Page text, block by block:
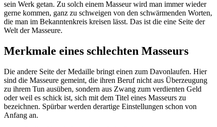
sein Werk getan. Zu solch einem Masseur wird man immer wieder
gerne kommen, ganz zu schweigen von den schwärmenden Worten,
die man im Bekanntenkreis kreisen lässt. Das ist die eine Seite der
Welt der Masseure.
Merkmale eines schlechten Masseurs
Die andere Seite der Medaille bringt einen zum Davonlaufen. Hier
sind die Masseure gemeint, die ihren Beruf nicht aus Überzeugung
zu ihrem Tun ausüben, sondern aus Zwang zum verdienten Geld
oder weil es schick ist, sich mit dem Titel eines Masseurs zu
bezeichnen. Spürbar werden derartige Einstellungen schon von
Anfang an.